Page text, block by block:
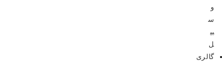
و
س
بی
ل
گالری